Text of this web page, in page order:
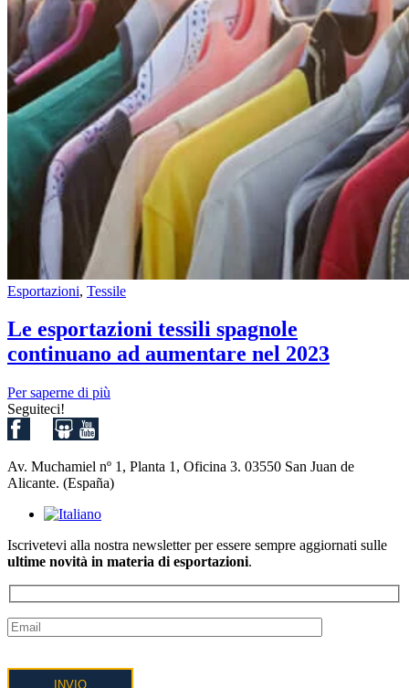
Esportazioni, Tessile
Le esportazioni tessili spagnole
continuano ad aumentare nel 2023
Per saperne di più
Seguiteci!
Av. Muchamiel nº 1, Planta 1, Oficina 3. 03550 San Juan de
Alicante. (España)
Iscrivetevi alla nostra newsletter per essere sempre aggiornati sulle
ultime novità in materia di esportazioni.